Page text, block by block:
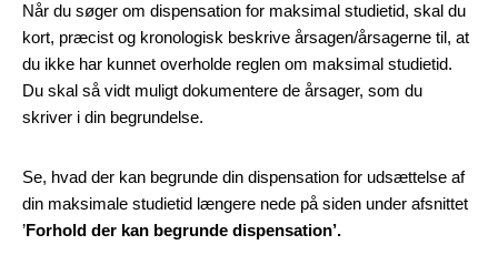
Når du søger om dispensation for maksimal studietid, skal du
kort, præcist og kronologisk beskrive årsagen/årsagerne til, at
du ikke har kunnet overholde reglen om maksimal studietid.
Du skal så vidt muligt dokumentere de årsager, som du
skriver i din begrundelse.
Se, hvad der kan begrunde din dispensation for udsættelse af
din maksimale studietid længere nede på siden under afsnittet
’Forhold der kan begrunde dispensation’.